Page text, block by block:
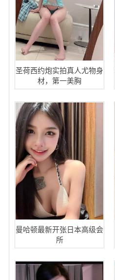
圣荷西约炮实拍真人尤物身
材，第一美胸
曼哈顿最新开张日本高级会
所